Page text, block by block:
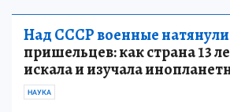
Над СССР военные натянули
пришельцев: как страна 13
искала и изучала
НАУКА